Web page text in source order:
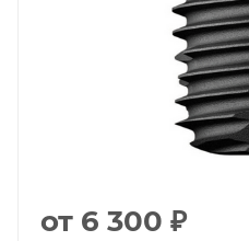
от 6 300 ₽